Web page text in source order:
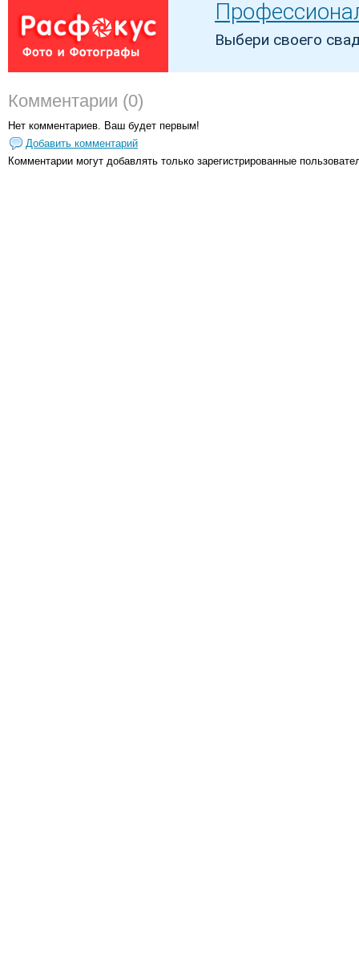
Комментарии (0)
Нет комментариев. Ваш будет первым!
Добавить комментарий
Комментарии могут добавлять только зарегистрированные